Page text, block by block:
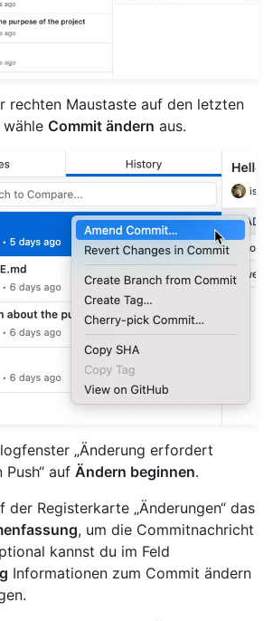
rechten Maustaste auf den letzten
Commit ändern aus.
„Änderung erfordert
auf Ändern beginnen.
der Registerkarte „Änderungen“ das
, um die Commitnachricht
kannst du im Feld
Informationen zum Commit ändern